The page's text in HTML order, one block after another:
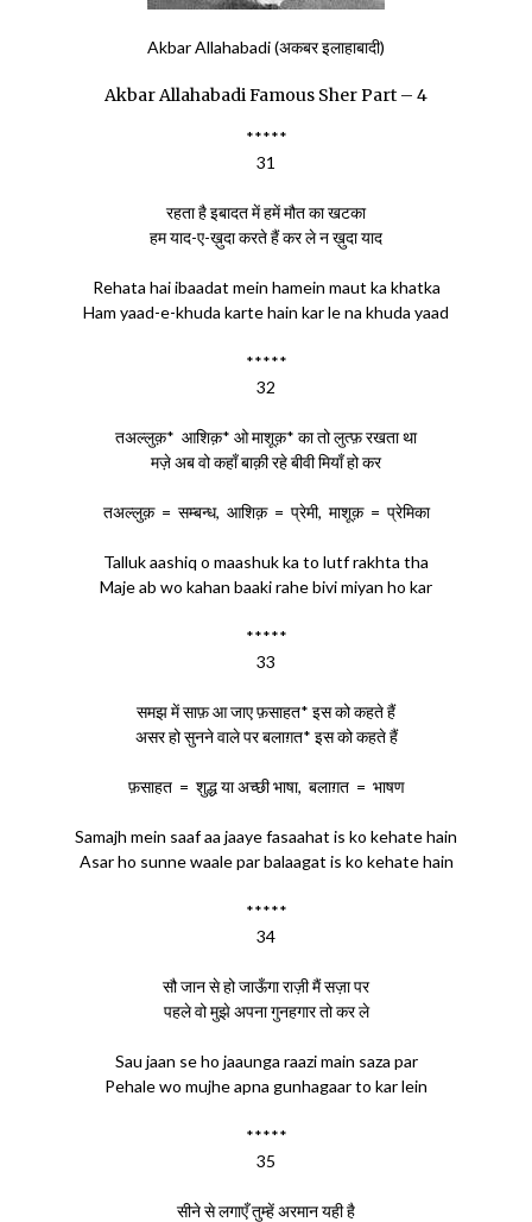
Akbar Allahabadi (अकबर इलाहाबादी)
Akbar Allahabadi Famous Sher Part – 4
*****
31
रहता है इबादत में हमें मौत का खटका
हम याद-ए-ख़ुदा करते हैं कर ले न ख़ुदा याद
Rehata hai ibaadat mein hamein maut ka khatka
Ham yaad-e-khuda karte hain kar le na khuda yaad
*****
32
तअल्लुक़* आशिक़* ओ माशूक़* का तो लुत्फ़ रखता था
मज़े अब वो कहाँ बाक़ी रहे बीवी मियाँ हो कर
तअल्लुक़ = सम्बन्ध, आशिक़ = प्रेमी, माशूक़ = प्रेमिका
Talluk aashiq o maashuk ka to lutf rakhta tha
Maje ab wo kahan baaki rahe bivi miyan ho kar
*****
33
समझ में साफ़ आ जाए फ़साहत* इस को कहते हैं
असर हो सुनने वाले पर बलाग़त* इस को कहते हैं
फ़साहत = शुद्ध या अच्छी भाषा, बलाग़त = भाषण
Samajh mein saaf aa jaaye fasaahat is ko kehate hain
Asar ho sunne waale par balaagat is ko kehate hain
*****
34
सौ जान से हो जाऊँगा राज़ी मैं सज़ा पर
पहले वो मुझे अपना गुनहगार तो कर ले
Sau jaan se ho jaaunga raazi main saza par
Pehale wo mujhe apna gunhagaar to kar lein
*****
35
सीने से लगाएँ तुम्हें अरमान यही है